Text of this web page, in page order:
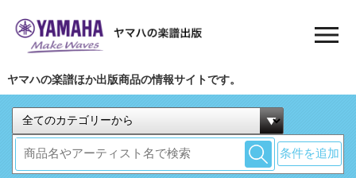
ヤマハの楽譜ほか出版商品の情報サイトです。
条件を追加